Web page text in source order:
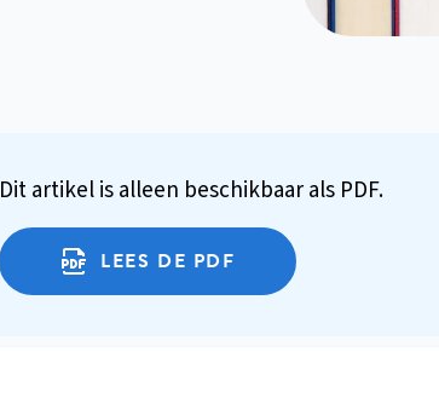
Dit artikel is alleen beschikbaar als PDF.
LEES DE PDF